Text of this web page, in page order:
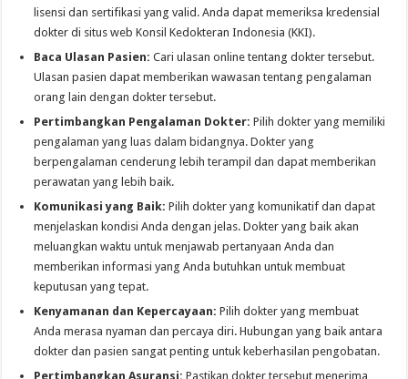
lisensi dan sertifikasi yang valid. Anda dapat memeriksa kredensial
dokter di situs web Konsil Kedokteran Indonesia (KKI).
Baca Ulasan Pasien: Cari ulasan online tentang dokter tersebut.
Ulasan pasien dapat memberikan wawasan tentang pengalaman
orang lain dengan dokter tersebut.
Pertimbangkan Pengalaman Dokter: Pilih dokter yang memiliki
pengalaman yang luas dalam bidangnya. Dokter yang
berpengalaman cenderung lebih terampil dan dapat memberikan
perawatan yang lebih baik.
Komunikasi yang Baik: Pilih dokter yang komunikatif dan dapat
menjelaskan kondisi Anda dengan jelas. Dokter yang baik akan
meluangkan waktu untuk menjawab pertanyaan Anda dan
memberikan informasi yang Anda butuhkan untuk membuat
keputusan yang tepat.
Kenyamanan dan Kepercayaan: Pilih dokter yang membuat
Anda merasa nyaman dan percaya diri. Hubungan yang baik antara
dokter dan pasien sangat penting untuk keberhasilan pengobatan.
Pertimbangkan Asuransi: Pastikan dokter tersebut menerima